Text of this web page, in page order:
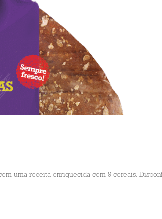
uma receita enriquecida com 9 cereais.